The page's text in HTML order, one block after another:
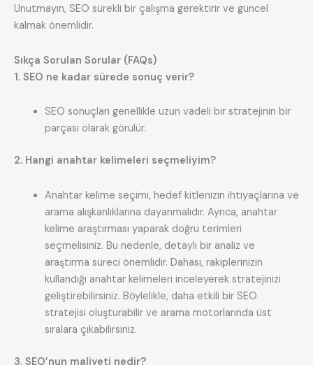
Unutmayın, SEO sürekli bir çalışma gerektirir ve güncel
kalmak önemlidir.
Sıkça Sorulan Sorular (FAQs)
1. SEO ne kadar sürede sonuç verir?
SEO sonuçları genellikle uzun vadeli bir stratejinin bir
parçası olarak görülür.
2. Hangi anahtar kelimeleri seçmeliyim?
Anahtar kelime seçimi, hedef kitlenizin ihtiyaçlarına ve
arama alışkanlıklarına dayanmalıdır. Ayrıca, anahtar
kelime araştırması yaparak doğru terimleri
seçmelisiniz. Bu nedenle, detaylı bir analiz ve
araştırma süreci önemlidir. Dahası, rakiplerinizin
kullandığı anahtar kelimeleri inceleyerek stratejinizi
geliştirebilirsiniz. Böylelikle, daha etkili bir SEO
stratejisi oluşturabilir ve arama motorlarında üst
sıralara çıkabilirsiniz.
3. SEO’nun maliyeti nedir?